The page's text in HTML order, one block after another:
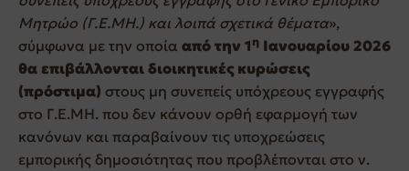
Μητρώο (Γ.Ε.ΜΗ.) και λοιπά σχετικά θέματα»,
σύμφωνα με την οποία από την 1 η Ιανουαρίου 2026
θα επιβάλλονται διοικητικές κυρώσεις
(πρόστιμα) στους μη συνεπείς υπόχρεους εγγραφής
στο Γ.Ε.ΜΗ. που δεν κάνουν ορθή εφαρμογή των
κανόνων και παραβαίνουν τις υποχρεώσεις
εμπορικής δημοσιότητας που προβλέπονται στο ν.